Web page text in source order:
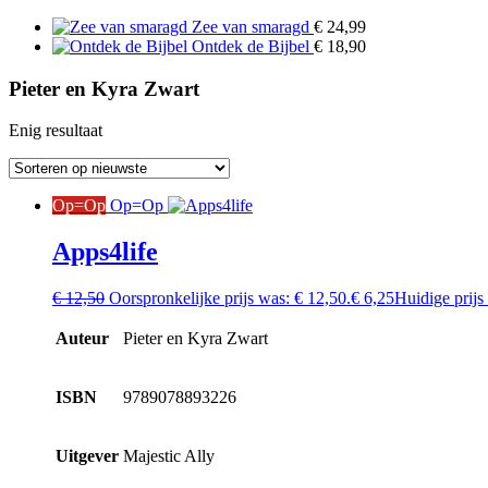
Zee van smaragd € 24,99
Ontdek de Bijbel € 18,90
Pieter en Kyra Zwart
Enig resultaat
Op=Op Op=Op
Apps4life
€12,50 Oorspronkelijke prijs was: € 12,50.€ 6,25Huidige prijs
Auteur Pieter en Kyra Zwart
ISBN 9789078893226
Uitgever Majestic Ally